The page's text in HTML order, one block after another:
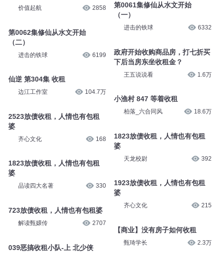
价值起航 2858
第0062集修仙从水文开始
（二）
进击的铁球 6199
仙逆 第304集 收租
边江工作室 104.7万
2523放债收租，人情也有包租
婆
齐心文化 168
1823放债收租，人情也有包租
婆
品读四大名著 330
723放债收租，人情也有包租婆
解读甄嬛传 2707
039恶搞收租小队-上 北少侠
第0061集修仙从水文开始
（一）
进击的铁球 6332
政府开始收购商品房，打七折买
下后当房东坐收租金？
王五说说看 1.6万
小渔村 847 等着收租
柏落_六合同风 18.6万
1823放债收租，人情也有包租
婆
天龙校尉 392
1923放债收租，人情也有包租
婆
齐心文化 215
【商业】没有房子如何收租
甄琦学长 2.3万